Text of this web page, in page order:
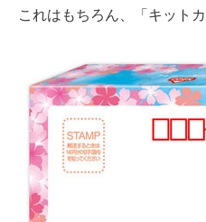
これはもちろん、「キットカ